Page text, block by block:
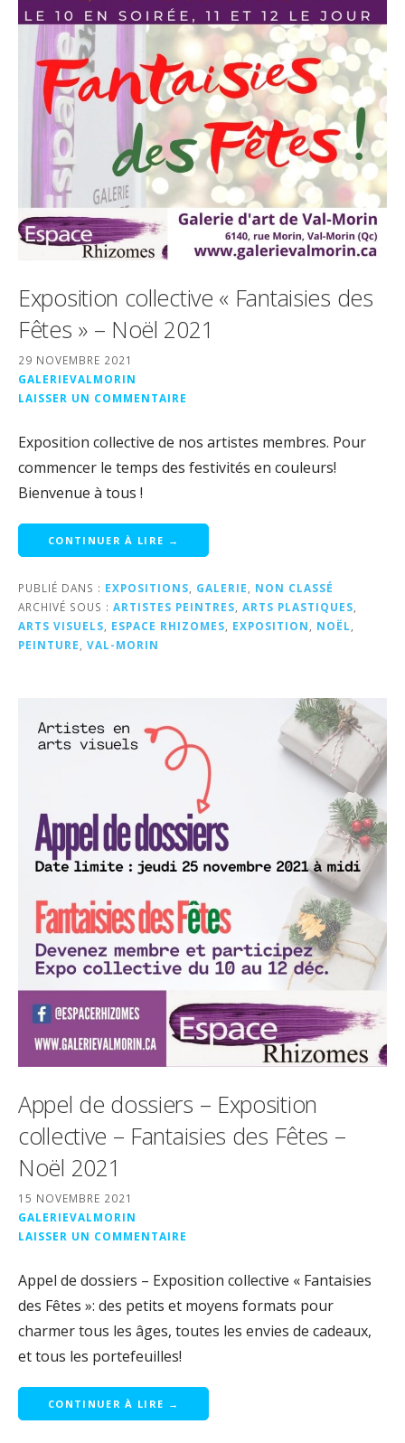
Exposition collective « Fantaisies des
Fêtes » – Noël 2021
29 NOVEMBRE 2021
GALERIEVALMORIN
LAISSER UN COMMENTAIRE
Exposition collective de nos artistes membres. Pour
commencer le temps des festivités en couleurs!
Bienvenue à tous !
CONTINUER À LIRE →
PUBLIÉ DANS : EXPOSITIONS GALERIE
NON CLASSÉ
ARCHIVÉ SOUS : ARTISTES PEINTRES ARTS PLASTIQUES
ARTS VISUELS
ESPACE RHIZOMES EXPOSITION NOËL
PEINTURE
VAL-MORIN
Appel de dossiers – Exposition
collective – Fantaisies des Fêtes –
Noël 2021
15 NOVEMBRE 2021
GALERIEVALMORIN
LAISSER UN COMMENTAIRE
Appel de dossiers – Exposition collective « Fantaisies
des Fêtes »: des petits et moyens formats pour
charmer tous les âges, toutes les envies de cadeaux,
et tous les portefeuilles!
CONTINUER À LIRE →